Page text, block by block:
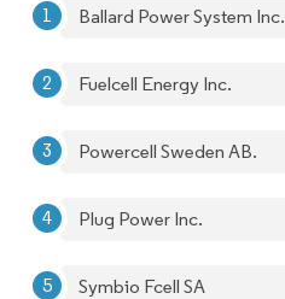
Ballard Power System Inc.
Fuelcell Energy Inc.
Powercell Sweden AB.
Plug Power Inc.
Symbio Fcell SA